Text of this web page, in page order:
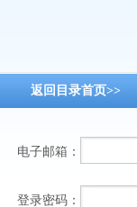
录 返回目录首页>>
电子邮箱：
登录密码：